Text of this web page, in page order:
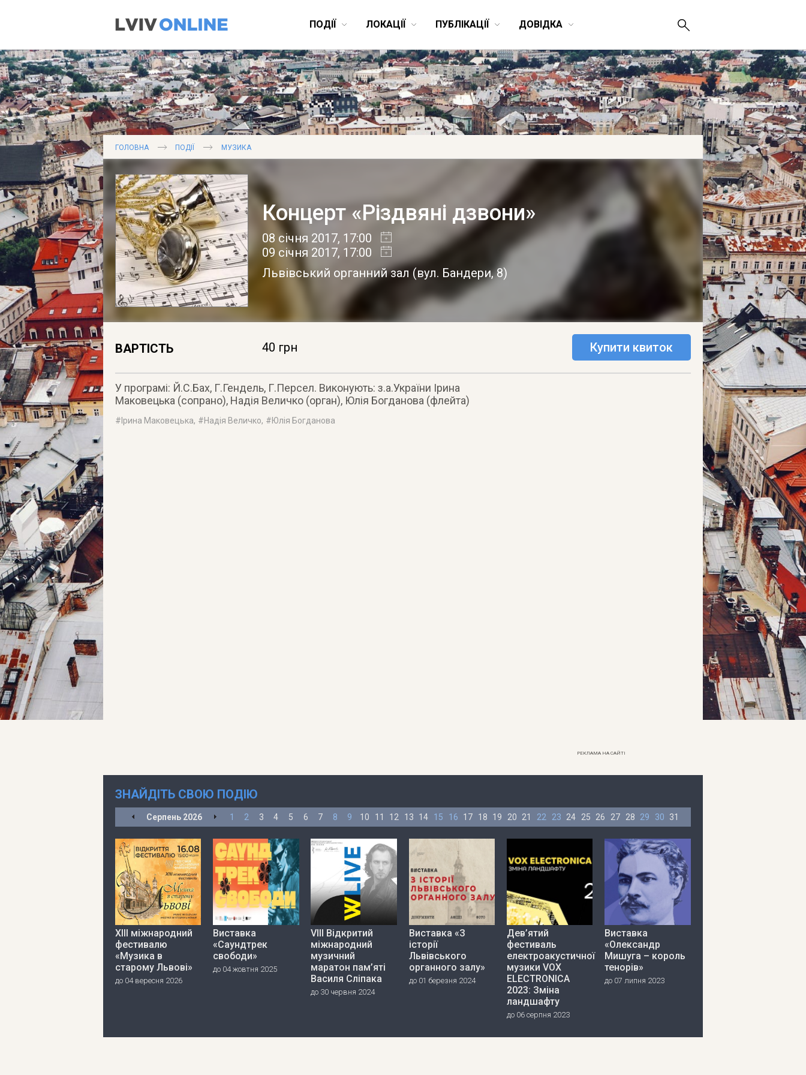
ПОДІЇ ЛОКАЦІЇ ПУБЛІКАЦІЇ ДОВІДКА
ГОЛОВНА ПОДІЇ МУЗИКА
Концерт «Різдвяні дзвони»
08 січня 2017, 17:00
09 січня 2017, 17:00
Львівський органний зал (вул. Бандери, 8)
ВАРТІСТЬ 40 грн Купити квиток
У програмі: Й.С.Бах, Г.Гендель, Г.Персел. Виконують: з.а.України Ірина
Маковецька (сопрано), Надія Величко (орган), Юлія Богданова (флейта)
# Ірина Маковецька, #Надія Величко, #Юлія Богданова
РЕКЛАМА НА САЙТІ
ЗНАЙДІТЬ СВОЮ ПОДІЮ
Серпень 2026 1 2 3 4 5 6 7 8 9 10 11 12 13 14 15 16 17 18 19 20 21 22 23 24 25 26 27 28 29 30 31
ХІІІ міжнародний
фестивалю
«Музика в
старому Львові»
до 04 вересня 2026
Виставка
«Саундтрек
свободи»
до 04 жовтня 2025
VIII Відкритий
міжнародний
музичний
маратон пам’яті
Василя Сліпака
до 30 червня 2024
Виставка «З
історії
Львівського
органного залу»
до 01 березня 2024
Дев’ятий
фестиваль
електроакустичної
музики VOX
ELECTRONICA
2023: Зміна
ландшафту
до 06 серпня 2023
Виставка
«Олександр
Мишуга – король
тенорів»
до 07 липня 2023